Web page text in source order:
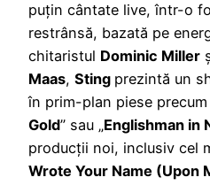
puțin cântate live, într-o
restrânsă, bazată pe
chitaristul Dominic Miller
Maas, Sting prezintă un
în prim-plan piese precum
Gold” sau „Englishman in
producții noi, inclusiv cel
Wrote Your Name (Upon